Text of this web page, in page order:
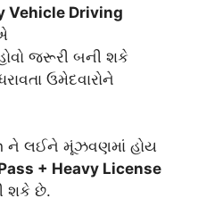
Vehicle Driving
જરૂરી બની શકે
ઉમેદવારોને
ને લઈને મૂંઝવણમાં હોય
+ Heavy License
શકે છે.